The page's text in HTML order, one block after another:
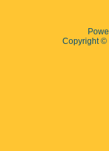
Copyright